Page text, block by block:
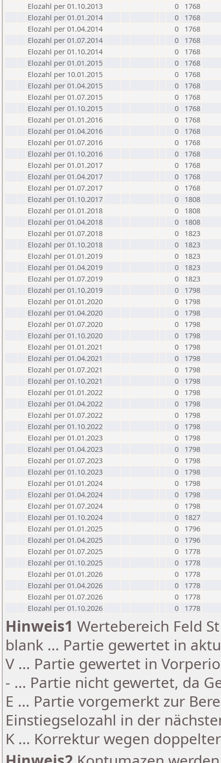
Elozahl per 01.10.2013
0
1768
Elozahl per 01.01.2014
0
1768
Elozahl per 01.04.2014
0
1768
Elozahl per 01.07.2014
0
1768
Elozahl per 01.10.2014
0
1768
Elozahl per 01.01.2015
0
1768
Elozahl per 10.01.2015
0
1768
Elozahl per 01.04.2015
0
1768
Elozahl per 01.07.2015
0
1768
Elozahl per 01.10.2015
0
1768
Elozahl per 01.01.2016
0
1768
Elozahl per 01.04.2016
0
1768
Elozahl per 01.07.2016
0
1768
Elozahl per 01.10.2016
0
1768
Elozahl per 01.01.2017
0
1768
Elozahl per 01.04.2017
0
1768
Elozahl per 01.07.2017
0
1768
Elozahl per 01.10.2017
0
1808
Elozahl per 01.01.2018
0
1808
Elozahl per 01.04.2018
0
1808
Elozahl per 01.07.2018
0
1823
Elozahl per 01.10.2018
0
1823
Elozahl per 01.01.2019
0
1823
Elozahl per 01.04.2019
0
1823
Elozahl per 01.07.2019
0
1823
Elozahl per 01.10.2019
0
1798
Elozahl per 01.01.2020
0
1798
Elozahl per 01.04.2020
0
1798
Elozahl per 01.07.2020
0
1798
Elozahl per 01.10.2020
0
1798
Elozahl per 01.01.2021
0
1798
Elozahl per 01.04.2021
0
1798
Elozahl per 01.07.2021
0
1798
Elozahl per 01.10.2021
0
1798
Elozahl per 01.01.2022
0
1798
Elozahl per 01.04.2022
0
1798
Elozahl per 01.07.2022
0
1798
Elozahl per 01.10.2022
0
1798
Elozahl per 01.01.2023
0
1798
Elozahl per 01.04.2023
0
1798
Elozahl per 01.07.2023
0
1798
Elozahl per 01.10.2023
0
1798
Elozahl per 01.01.2024
0
1798
Elozahl per 01.04.2024
0
1798
Elozahl per 01.07.2024
0
1798
Elozahl per 01.10.2024
0
1827
Elozahl per 01.01.2025
0
1796
Elozahl per 01.04.2025
0
1796
Elozahl per 01.07.2025
0
1778
Elozahl per 01.10.2025
0
1778
Elozahl per 01.01.2026
0
1778
Elozahl per 01.04.2026
0
1778
Elozahl per 01.07.2026
0
1778
Elozahl per 01.10.2026
0 1778
Hinweis1 Wertebereich Feld
blank ... Partie gewertet in
V ... Partie gewertet in
- ... Partie nicht gewertet, da
E ... Partie vorgemerkt zur
Einstiegselozahl in der
K ... Korrektur wegen